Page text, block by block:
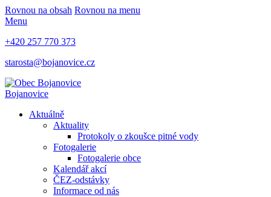
Rovnou na obsah Rovnou na menu
Menu
+420 257 770 373
starosta@bojanovice.cz
Bojanovice
Aktuálně
Aktuality
Protokoly o zkoušce pitné vody
Fotogalerie
Fotogalerie obce
Kalendář akcí
ČEZ-odstávky
Informace od nás